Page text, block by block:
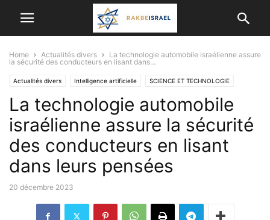
Home Actualités divers
La technologie automobile israélienne assure
la sécurité des conducteurs en lisant dans...
Actualités divers Intelligence artificielle SCIENCE ET TECHNOLOGIE
La technologie automobile
israélienne assure la sécurité
des conducteurs en lisant
dans leurs pensées
20 décembre 2023